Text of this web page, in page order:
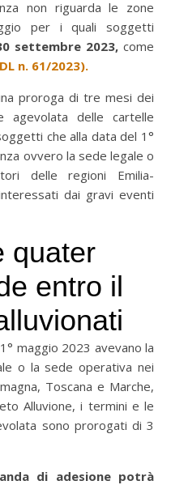
non riguarda le zone
per i quali soggetti
settembre 2023, come
n. 61/2023).
proroga di tre mesi dei
agevolata delle cartelle
che alla data del 1°
ovvero la sede legale o
delle regioni Emilia-
dai gravi eventi
quater
entro il
maggio 2023 avevano la
o la sede operativa nei
Toscana e Marche,
Alluvione, i termini e le
sono prorogati di 3
di adesione potrà